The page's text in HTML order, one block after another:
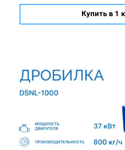
Купить в 1